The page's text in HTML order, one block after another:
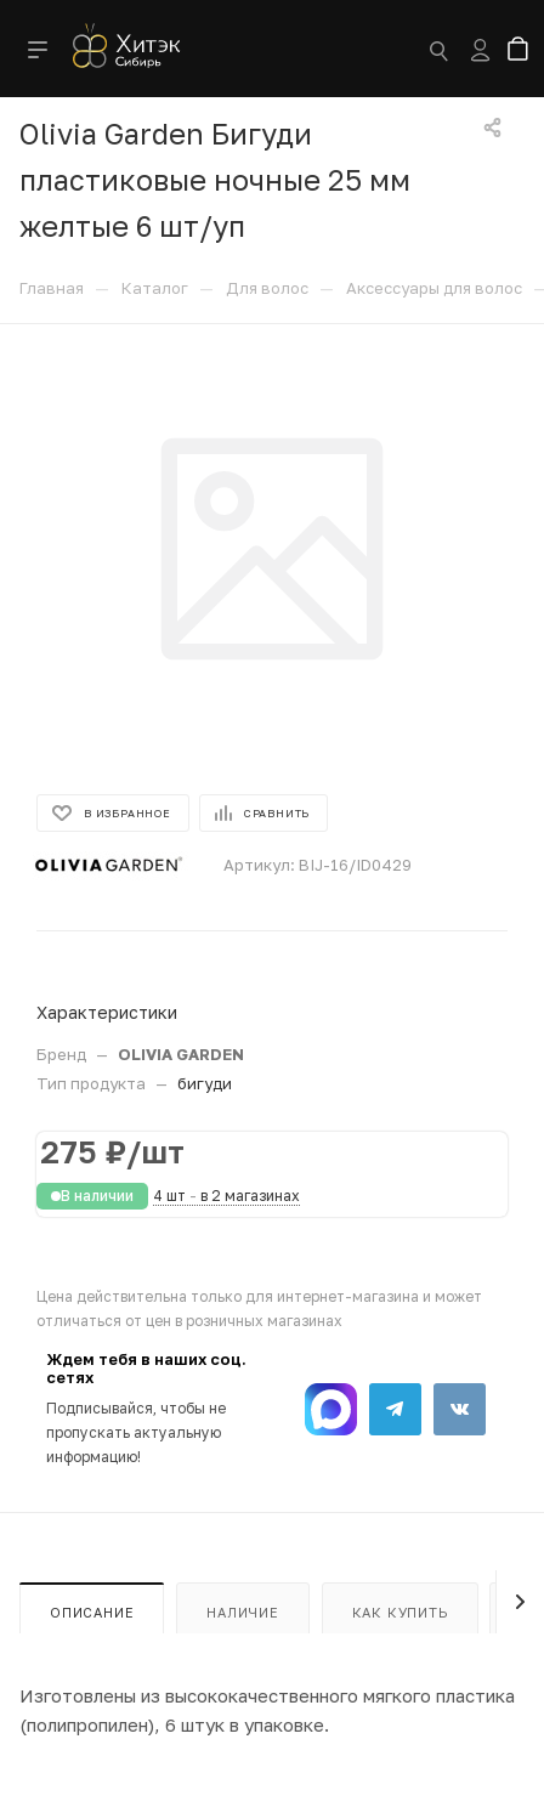
Olivia Garden Бигуди
пластиковые ночные 25 мм
желтые 6 шт/уп
Главная — Каталог — Для волос — Аксессуары для волос
В ИЗБРАННОЕ СРАВНИТЬ
Артикул: BIJ-16/ID0429
Характеристики
Бренд —
OLIVIA GARDEN
Тип продукта
— бигуди
275 ₽/шт
В наличии 4 шт - в 2 магазинах
Цена действительна только для интернет-магазина и может
отличаться от цен в розничных магазинах
Ждем тебя в наших соц.
сетях
Подписывайся, чтобы не
пропускать актуальную
информацию!
ОПИСАНИЕ НАЛИЧИЕ КАК КУПИТЬ
Изготовлены из высококачественного мягкого пластика
(полипропилен), 6 штук в упаковке.